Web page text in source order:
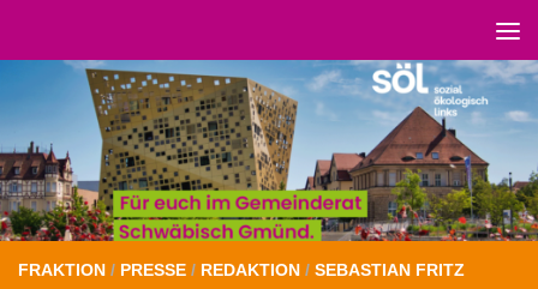
FRAKTION / PRESSE / REDAKTION / SEBASTIAN FRITZ